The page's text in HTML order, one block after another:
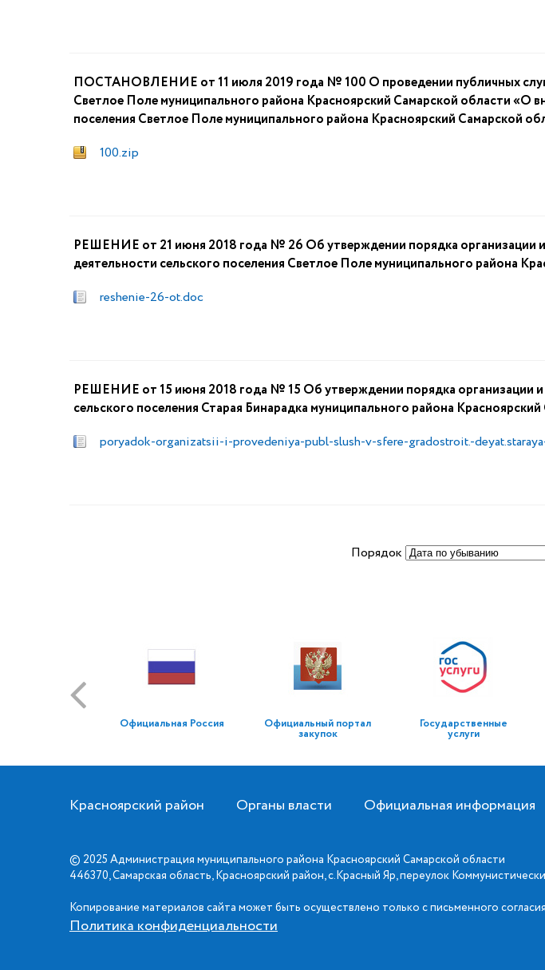
ПОСТАНОВЛЕНИЕ от 11 июля 2019 года № 100 О проведении публичных
Светлое Поле муниципального района Красноярский Самарской области «О
поселения Светлое Поле муниципального района Красноярский Самарской
100.zip
РЕШЕНИЕ от 21 июня 2018 года № 26 Об утверждении порядка организации
деятельности сельского поселения Светлое Поле муниципального района
reshenie-26-ot.doc
РЕШЕНИЕ от 15 июня 2018 года № 15 Об утверждении порядка организации
сельского поселения Старая Бинарадка муниципального района
poryadok-organizatsii-i-provedeniya-publ-slush-v-sfere-gradostroit.-
Порядок
Официальная Россия Официальный портал
закупок
Государственные
услуги
Красноярский район Органы власти Официальная информация
© 2025 Администрация муниципального района Красноярский Самарской области
446370, Самарская область, Красноярский район, с.Красный Яр, переулок
Копирование материалов сайта может быть осуществлено только с письменного
Политика конфиденциальности